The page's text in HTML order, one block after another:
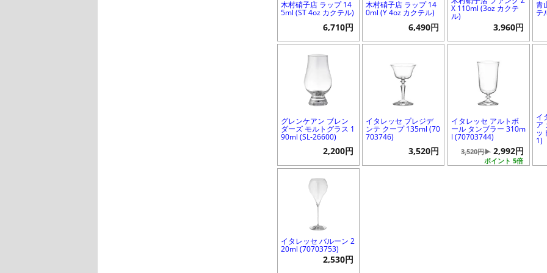
木村硝子店 ラップ 14
5ml (ST 4oz カクテル)
6,710円
木村硝子店 ラップ 14
0ml (Y 4oz カクテル)
6,490円
X 110ml (3oz カクテ
ル)
3,960円
青
テ
グレンケアン ブレン
ダーズ モルトグラス 1
90ml (SL-26600)
2,200円
イタレッセ プレジデ
ンテ クープ 135ml (70
703746)
3,520円
イタレッセ アルトボ
ール タンブラー 310m
l (70703744)
ポイント 5倍
3,520円▶ 2,992円
イ
ア
ッ
1)
イタレッセ バルーン 2
20ml (70703753)
2,530円